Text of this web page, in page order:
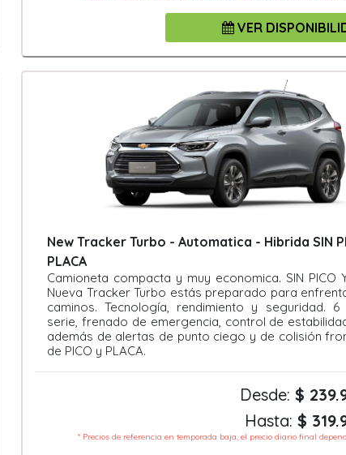
VER
New Tracker Turbo - Automatica - Hibrida SIN
PLACA
Camioneta compacta y muy economica. SIN PICO
Nueva Tracker Turbo estás preparado para
caminos. Tecnología, rendimiento y seguridad.
serie, frenado de emergencia, control de
además de alertas de punto ciego y de colisión
de PICO y PLACA.
Desde: $
Hasta: $
* Precios de referencia en temporada baja, el precio diario final